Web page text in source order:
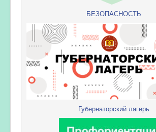
БЕЗОПАСНОСТЬ
Губернаторский лагерь